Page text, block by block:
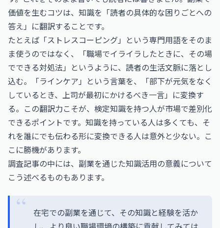
価値を生むコツは、知識を「読者の具体的な困りごとへの
答え」に翻訳することです。
たとえば「ストレスコーピング」という専門用語をそのま
ま使うのではなく、「職場でイライラしたときに、その場
でできる対処法」というように、読者の生活文脈に落とし
込む。「ラインケア」という言葉を、「部下が元気をなく
しているとき、上司が最初にかけるべき一言」に変換す
る。この翻訳力こそが、検定知識を持つ人が市場で差別化
できるポイントです。知識を持っている人は多くても、そ
れを誰にでも伝わる形に変換できる人は意外と少ない。こ
こに勝機があります。
調査記事の中には、副業を通じた知識活用の意義について
こう述べるものもあります。
在宅での副業を通じて、その知識と経験を活か